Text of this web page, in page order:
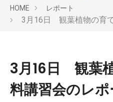
HOME レポート
3月16日 観葉植物の育
3月16日 観葉
料講習会のレポ